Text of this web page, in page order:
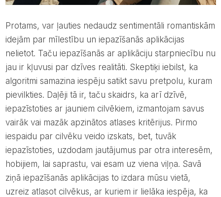
Protams, var ļauties nedaudz sentimentāli romantiskām
idejām par mīlestību un iepazīšanās aplikācijas
nelietot. Taču iepazīšanās ar aplikāciju starpniecību nu
jau ir kļuvusi par dzīves realitāti. Skeptiķi iebilst, ka
algoritmi samazina iespēju satikt savu pretpolu, kuram
pievilkties. Daļēji tā ir, taču skaidrs, ka arī dzīvē,
iepazīstoties ar jauniem cilvēkiem, izmantojam savus
vairāk vai mazāk apzinātos atlases kritērijus. Pirmo
iespaidu par cilvēku veido izskats, bet, tuvāk
iepazīstoties, uzdodam jautājumus par otra interesēm,
hobijiem, lai saprastu, vai esam uz viena viļņa. Savā
ziņā iepazīšanās aplikācijas to izdara mūsu vietā,
uzreiz atlasot cilvēkus, ar kuriem ir lielāka iespēja, ka